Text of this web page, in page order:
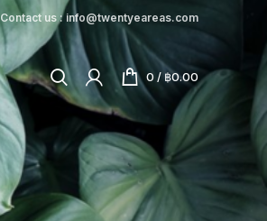
Contact us : info@twentyeareas.com
0 /฿0.00